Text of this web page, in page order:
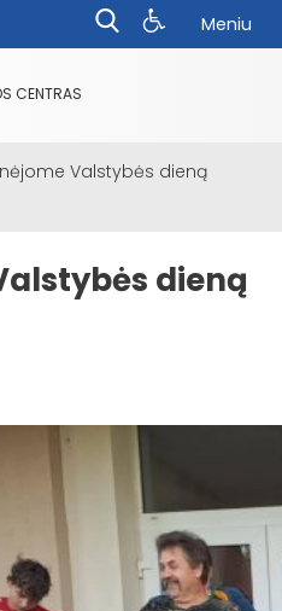
Meniu
CENTRAS
Valstybės dieną
dieną